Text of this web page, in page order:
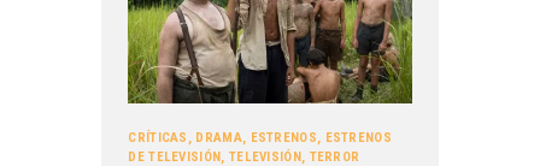
CRÍTICAS , DRAMA, ESTRENOS, ESTRENOS
DE TELEVISIÓN, TELEVISIÓN, TERROR